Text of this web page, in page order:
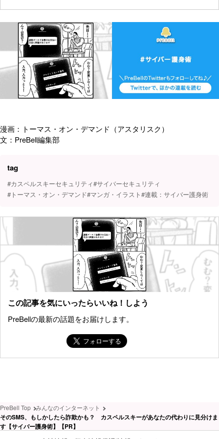
漫画：トーマス・オン・デマンド（アスタリスク）
文：PreBell編集部
tag
#カスペルスキーセキュリティ#サイバーセキュリティ
#トーマス・オン・デマンド#マンガ・イラスト#連載：サイバー護身術
この記事を気にいったらいいね！しよう
PreBellの最新の話題をお届けします。
PreBell Top みんなのインターネット
そのSMS、もしかしたら詐欺かも？ カスペルスキーがあなたの代わりに見分けま
す【サイバー護身術】【PR】